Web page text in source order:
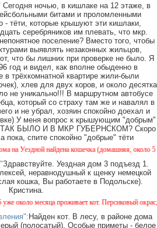
Сегодня ночью, в кишлаке на 12 этаже, в
битами и проломленными
- тёти, которые крышуют эти кишлаки,
серебряников им плевать, что мкр.
поселение? Вместо того, чтобы
выявлять незаконных жильцов,
что бы лишних при проверке не было. Я
год и видел, как вполне обыденно в
в трёхкомнатной квартире жили-были
хлев для двух коров, и около десятка
не уникально!!! В маршрутном автобусе
который со страху там же и навалял в
и не убрал, хозяин спокойно доехал и
У меня вопрос к крышующим "добрым"
БЫЛО И В МКР ГУБЕРНСКОМ? Скоро
пока, спите спокойно "добрые" тёти
найдена кошечка (домашняя, около 5
Здравствуйте. Уездная дом 3 подъезд 1.
неравнодушный к щенку немецкой
кошка, Вы работаете в Подольске).
Кристина.
месяца проживает кот. Персиковый окрас, не
Найден кот. В лесу, в районе дома
(полосатый). Особые приметы - белое